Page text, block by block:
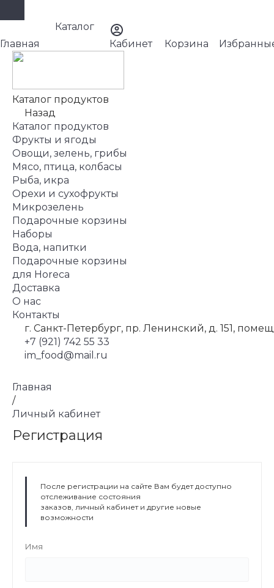
Главная
Каталог
Кабинет
Корзина
Каталог продуктов
Назад
Каталог продуктов
Фрукты и ягоды
Овощи, зелень, грибы
Мясо, птица, колбасы
Рыба, икра
Орехи и сухофрукты
Микрозелень
Подарочные корзины
Наборы
Вода, напитки
Подарочные корзины
для Horeca
Доставка
О нас
Контакты
г. Санкт-Петербург, пр. Ленинский, д. 151,
+7 (921) 742 55 33
im_food@mail.ru
Главная
/
Личный кабинет
Регистрация
После регистрации на сайте Вам будет доступно
отслеживание состояния
заказов, личный кабинет и другие новые
возможности
Имя